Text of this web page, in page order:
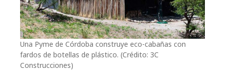
Una Pyme de Córdoba construye eco-cabañas con
fardos de botellas de plástico. (Crédito: 3C
Construcciones)